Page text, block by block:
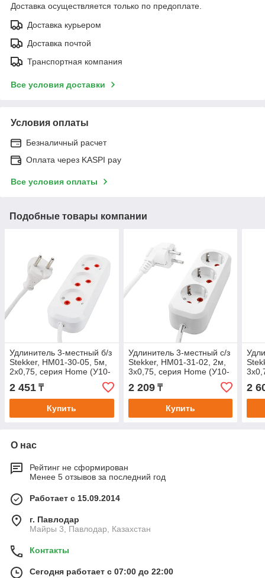
Доставка осуществляется только по предоплате.
Доставка курьером
Доставка почтой
Транспортная компания
Все условия доставки
Условия оплаты
Безналичный расчет
Оплата через KASPI pay
Все условия оплаты
Подобные товары компании
Удлинитель 3-местный б/з
Stekker, HM01-30-05, 5м,
2x0,75, серия Home (У10-
430), белый
2 451 ₸
Купить
Удлинитель 3-местный с/з
Stekker, HM01-31-02, 2м,
3x0,75, серия Home (У10-
002), белый
2 209₸
Купить
2
О нас
Рейтинг не сформирован
Менее 5 отзывов за последний год
Работает с 15.09.2014
г. Павлодар
Майры 3, Павлодар, Казахстан
Контакты
Сегодня работает с 07:00 до 22:00